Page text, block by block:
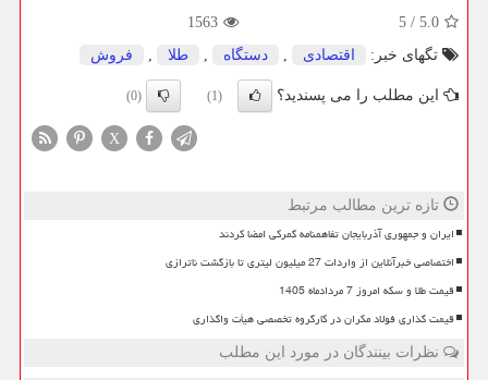
5.0
/
5
1563
تگهای خبر:
اقتصادی , دستگاه , طلا , فروش
این مطلب را می پسندید؟ (1)
(0)
X
تازه ترین مطالب مرتبط
ایران و جمهوری آذربایجان تفاهمنامه گمرکی امضا کردند
اختصاصی خبرآنلاین از واردات 27 میلیون لیتری تا بازگشت ناترازی
قیمت طلا و سکه امروز 7 مردادماه 1405
قیمت گذاری فولاد مکران در کارگروه تخصصی هیأت واگذاری
نظرات بینندگان در مورد این مطلب